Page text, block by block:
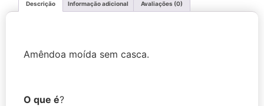
Descrição Informação adicional Avaliações (0)
Amêndoa moída sem casca.
O que é?